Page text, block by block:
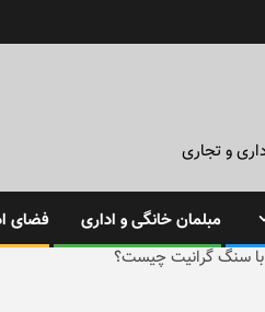
و تجاری
مبلمان خانگی و اداری فضای
با سنگ گرانیت چیست؟